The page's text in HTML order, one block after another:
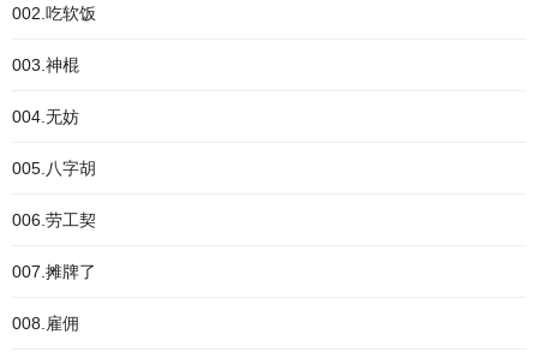
002.吃软饭
003.神棍
004.无妨
005.八字胡
006.劳工契
007.摊牌了
008.雇佣